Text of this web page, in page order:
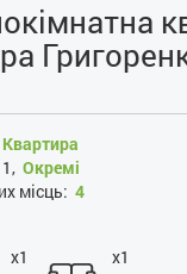
Квартира
1, Окремі
місць: 4
x1 x1